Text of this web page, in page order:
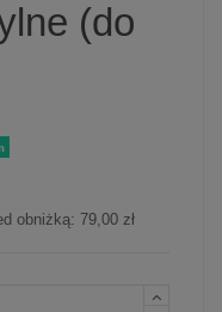
(do
obniżką: 79,00 zł